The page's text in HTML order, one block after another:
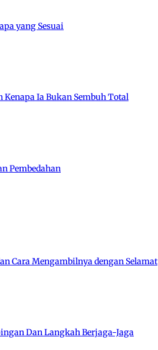
yang Sesuai
Kenapa Ia Bukan Sembuh Total
Pembedahan
Cara Mengambilnya dengan Selamat
Dan Langkah Berjaga-Jaga